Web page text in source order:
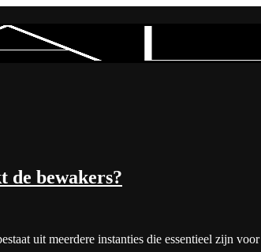
de bewakers?
uit meerdere instanties die essentieel zijn